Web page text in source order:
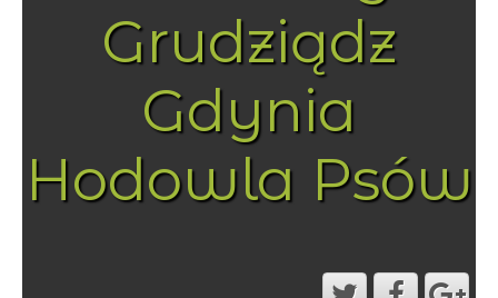
Grudziądz
Gdynia
Hodowla Psów